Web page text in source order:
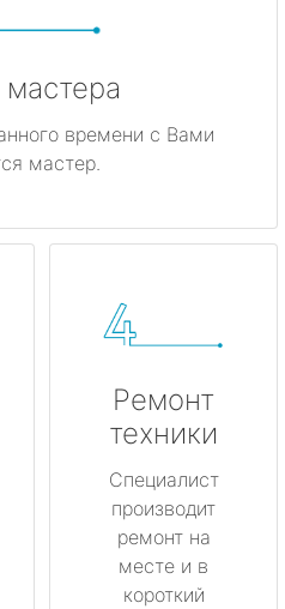
времени с Вами
мастер.
Ремонт
техники
Специалист
производит
ремонт на
месте и в
короткий